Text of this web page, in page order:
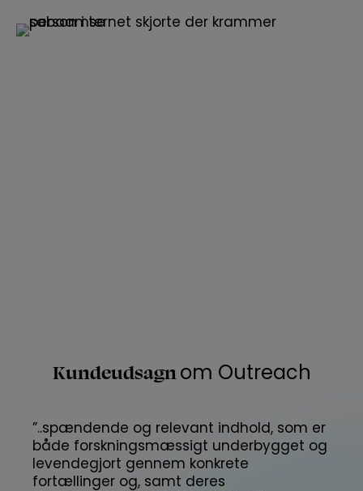
Kundeudsagn om Outreach
”..spændende og relevant indhold, som er
både forskningsmæssigt underbygget og
levendegjort gennem konkrete
fortællinger og, samt deres